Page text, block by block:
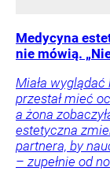
Medycyna
nie mówią.
Miała
przestał mieć
a żona
estetyczna
partnera, by
– zupełnie od